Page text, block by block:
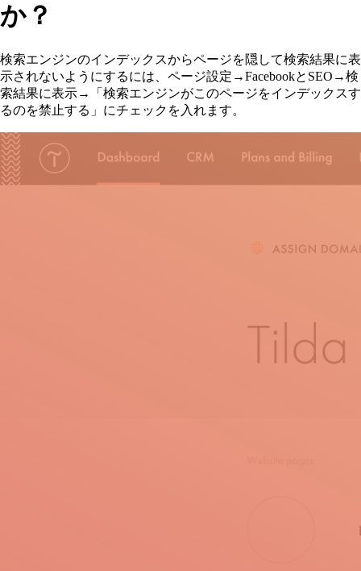
か？
検索エンジンのインデックスからページを隠して検索結果に表
示されないようにするには、ページ設定→FacebookとSEO→検
索結果に表示→「検索エンジンがこのページをインデックスす
るのを禁止する」にチェックを入れます。